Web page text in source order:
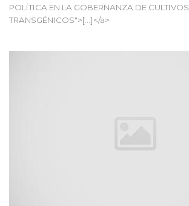
POLÍTICA EN LA GOBERNANZA DE CULTIVOS
TRANSGÉNICOS">[...]</a>